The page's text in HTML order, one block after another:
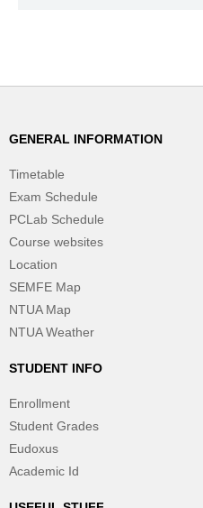
GENERAL INFORMATION
Timetable
Exam Schedule
PCLab Schedule
Course websites
Location
SEMFE Map
NTUA Map
NTUA Weather
STUDENT INFO
Enrollment
Student Grades
Eudoxus
Academic Id